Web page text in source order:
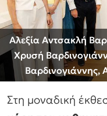
Αλεξία Αντσακλή
Χρυσή
Στη μοναδική